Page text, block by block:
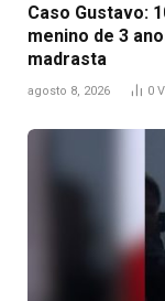
Caso Gustavo:
menino de 3
madrasta
agosto 8, 2026 0